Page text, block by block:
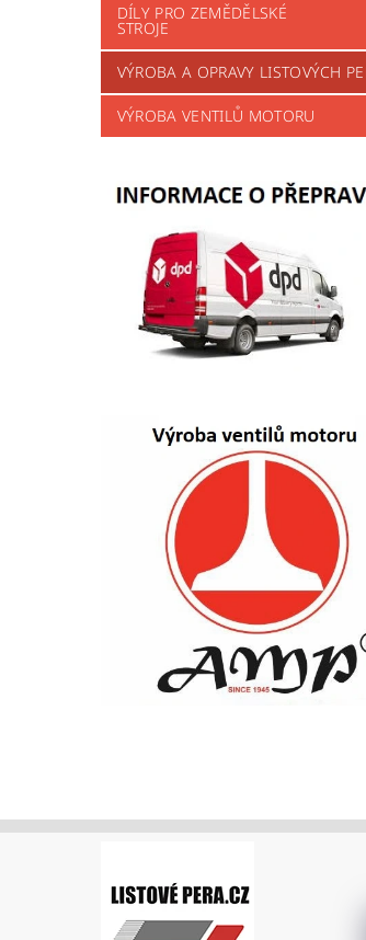
DÍLY PRO ZEMĚDĚLSKÉ
STROJE
VÝROBA A OPRAVY LISTOVÝCH
VÝROBA VENTILŮ MOTORU